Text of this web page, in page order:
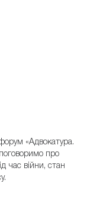
«Адвокатура.
про
час війни, стан